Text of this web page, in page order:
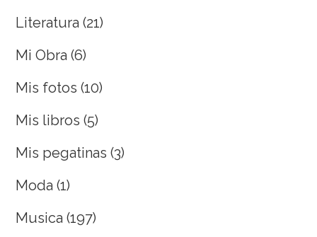
Literatura (21)
Mi Obra (6)
Mis fotos (10)
Mis libros (5)
Mis pegatinas (3)
Moda (1)
Musica (197)